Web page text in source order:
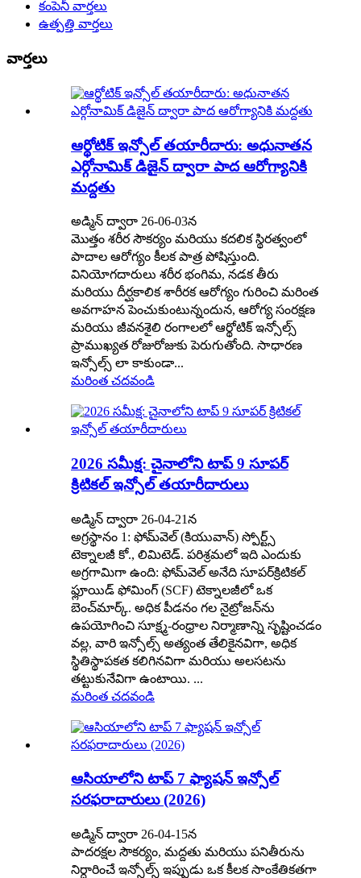
కంపెనీ వార్తలు
ఉత్పత్తి వార్తలు
వార్తలు
ఆర్థోటిక్ ఇన్సోల్ తయారీదారు: అధునాతన
ఎర్గోనామిక్ డిజైన్ ద్వారా పాద ఆరోగ్యానికి
మద్దతు
అడ్మిన్ ద్వారా 26-06-03న
మొత్తం శరీర సౌకర్యం మరియు కదలిక స్థిరత్వంలో
పాదాల ఆరోగ్యం కీలక పాత్ర పోషిస్తుంది.
వినియోగదారులు శరీర భంగిమ, నడక తీరు
మరియు దీర్ఘకాలిక శారీరక ఆరోగ్యం గురించి మరింత
అవగాహన పెంచుకుంటున్నందున, ఆరోగ్య సంరక్షణ
మరియు జీవనశైలి రంగాలలో ఆర్థోటిక్ ఇన్సోల్స్
ప్రాముఖ్యత రోజురోజుకు పెరుగుతోంది. సాధారణ
ఇన్సోల్స్ లా కాకుండా...
మరింత చదవండి
2026 సమీక్ష: చైనాలోని టాప్ 9 సూపర్
క్రిటికల్ ఇన్సోల్ తయారీదారులు
అడ్మిన్ ద్వారా 26-04-21న
అగ్రస్థానం 1: ఫోమ్‌వెల్ (కియువాన్) స్పోర్ట్స్
టెక్నాలజీ కో., లిమిటెడ్. పరిశ్రమలో ఇది ఎందుకు
అగ్రగామిగా ఉంది: ఫోమ్‌వెల్ అనేది సూపర్‌క్రిటికల్
ఫ్లూయిడ్ ఫోమింగ్ (SCF) టెక్నాలజీలో ఒక
బెంచ్‌మార్క్. అధిక పీడనం గల నైట్రోజన్‌ను
ఉపయోగించి సూక్ష్మ-రంధ్రాల నిర్మాణాన్ని సృష్టించడం
వల్ల, వారి ఇన్సోల్స్ అత్యంత తేలికైనవిగా, అధిక
స్థితిస్థాపకత కలిగినవిగా మరియు అలసటను
తట్టుకునేవిగా ఉంటాయి. ...
మరింత చదవండి
ఆసియాలోని టాప్ 7 ఫ్యాషన్ ఇన్సోల్
సరఫరాదారులు (2026)
అడ్మిన్ ద్వారా 26-04-15న
పాదరక్షల సౌకర్యం, మద్దతు మరియు పనితీరును
నిర్ధారించే ఇన్సోల్స్ ఇప్పుడు ఒక కీలక సాంకేతికతగా